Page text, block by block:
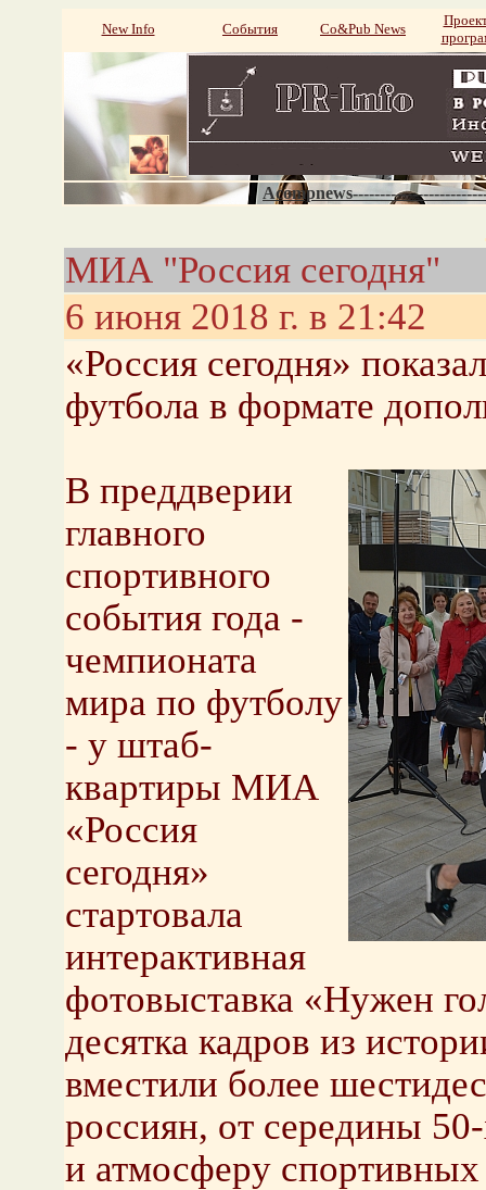
New Info События Со&Pub News
МИА "Россия сегодня"
6 июня 2018 г. в 21:42
«Россия сегодня»
футбола в формате
В преддверии
главного
спортивного
события года -
чемпионата
мира по футболу
- у штаб-
квартиры МИА
«Россия
сегодня»
стартовала
интерактивная
фотовыставка «Нужен
десятка кадров из
вместили более
россиян, от середины
и атмосферу